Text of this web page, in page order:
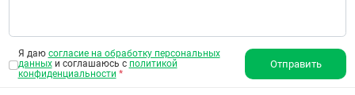
Я даю согласие на обработку персональных
данныхи соглашаюсь с политикой
конфиденциальности *
Отправить